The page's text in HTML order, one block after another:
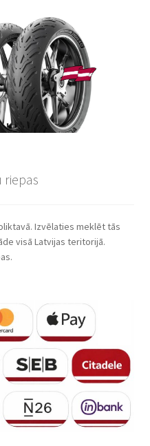
Izvēlaties meklēt tās
visā Latvijas teritorijā.